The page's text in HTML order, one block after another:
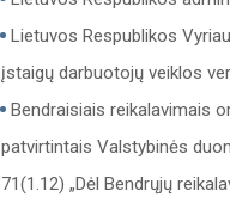
Lietuvos Respublikos
įstaigų darbuotojų veiklos
Bendraisiais reikalavimais
patvirtintais Valstybinės
71(1.12) „Dėl Bendrųjų